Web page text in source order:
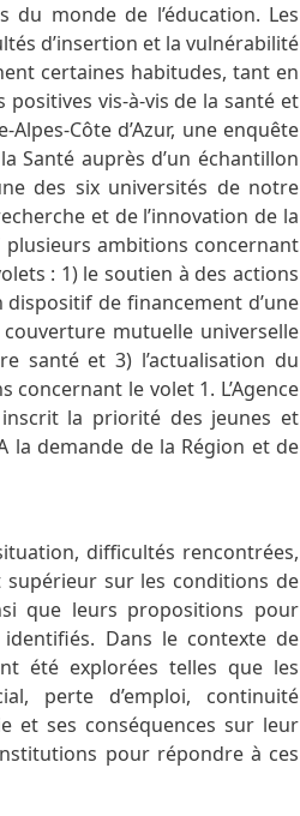
du monde de l’éducation. Les
d’insertion et la vulnérabilité
certaines habitudes, tant en
vis-à-vis de la santé et
Côte d’Azur, une enquête
Santé auprès d’un échantillon
des six universités de notre
et de l’innovation de la
plusieurs ambitions concernant
: 1) le soutien à des actions
dispositif de financement d’une
mutuelle universelle
santé et 3) l’actualisation du
le volet 1. L’Agence
inscrit la priorité des jeunes et
la demande de la Région et de
difficultés rencontrées,
supérieur sur les conditions de
que leurs propositions pour
Dans le contexte de
été explorées telles que les
perte d’emploi, continuité
et ses conséquences sur leur
pour répondre à ces